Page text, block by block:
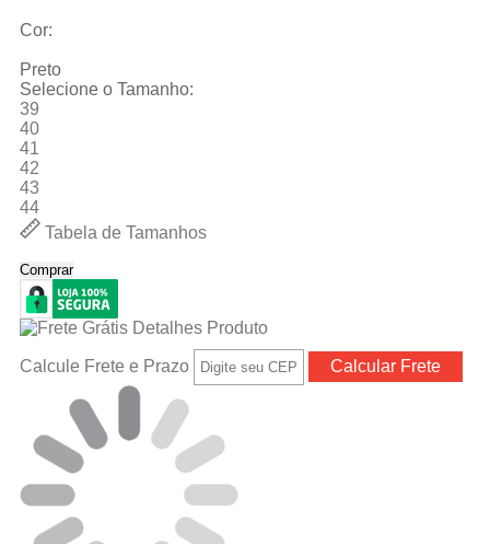
Cor:
Preto
Selecione o Tamanho:
39
40
41
42
43
44
Tabela de Tamanhos
Comprar
Calcule Frete e Prazo